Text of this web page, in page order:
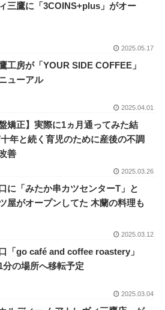
三鷹に「3COINS+plus」がオー
2025.05.17
工房が「YOUR SIDE COFFEE」
ューアル
2025.04.01
矯正】実際に1ヵ月通ってみた結
年と続く育児のために産後の不調
善
2025.03.26
に「みたか串カツセンターT」と
屋がオープンしてた 木蘭の料理も
2025.03.12
「go café and coffee roastery」
分の場所へ移転予定
2025.03.04